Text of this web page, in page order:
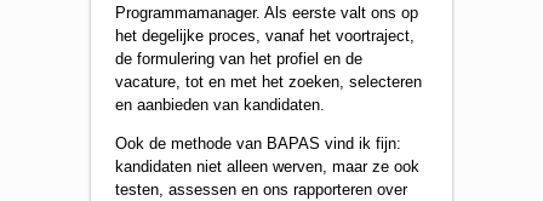
Programmamanager. Als eerste valt ons op
het degelijke proces, vanaf het voortraject,
de formulering van het profiel en de
vacature, tot en met het zoeken, selecteren
en aanbieden van kandidaten.
Ook de methode van BAPAS vind ik fijn:
kandidaten niet alleen werven, maar ze ook
testen, assessen en ons rapporteren over